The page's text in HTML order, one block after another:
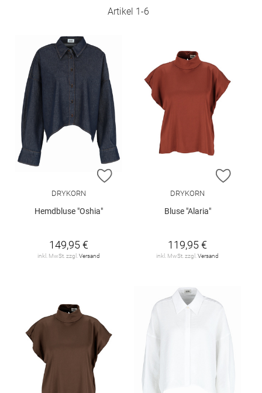
Artikel 1-6
ZUR WUNSCHLISTE HINZUFÜGEN
DRYKORN
Hemdbluse "Oshia"
149,95 €
inkl. MwSt. zzgl. Versand
ZUR
DRYKORN
Bluse "Alaria"
119,95 €
inkl. MwSt. zzgl. Versand